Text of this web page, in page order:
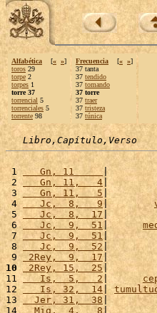
Alfabética [« »]
toros 29
torpe 2
torpes 1
torre 37
torrencial 5
torrenciales 5
torrente 98
Frecuencia [« »]
37 tanta
37 tendido
37 tomando
37 torre
37 traer
37 tristeza
37 túnica
Libro,Capítulo,Verso
1
   Gn, 11
|
2
   Gn, 11,   4
|
3
   Gn, 11,   5
|
4
   Jc,  8,   9
|
5
   Jc,  8,  17
6
   Jc,  9,  51
|
7
   Jc,  9,  51
|
8
   Jc,  9,  52
9 2Rey,  9,  17 |
10
2Rey, 15,  25|
11
   Is,  5,   2
|
12
   Is, 32,  14
|
13
  Jer, 31,  38
|
14
  Miq,  4,   8